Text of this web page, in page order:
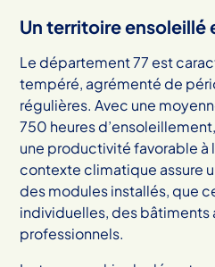
Un territoire ensoleillé
Le département 77 est
tempéré, agrémenté de
régulières. Avec une
750 heures
une productivité favorable à
contexte climatique assure
des modules installés, que
individuelles, des bâtiments
professionnels.